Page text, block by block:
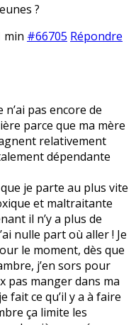
?
min #66705 Répondre
pas encore de
parce que ma mère
relativement
dépendante
je parte au plus vite
et maltraitante
il n’y a plus de
nulle part où aller ! Je
le moment, dès que
j’en sors pour
pas manger dans ma
fait ce qu’il y a à faire
ça limite les